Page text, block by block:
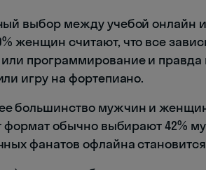
выбор между учебой онлайн
женщин считают, что все
программирование и
игру на фортепиано.
большинство мужчин и женщин
формат обычно выбирают 42%
фанатов офлайна